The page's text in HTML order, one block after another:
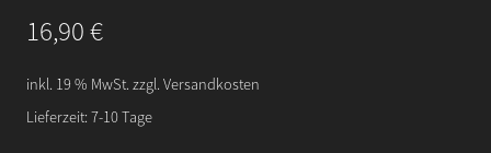
16,90€
inkl. 19 % MwSt. zzgl. Versandkosten
Lieferzeit: 7-10 Tage